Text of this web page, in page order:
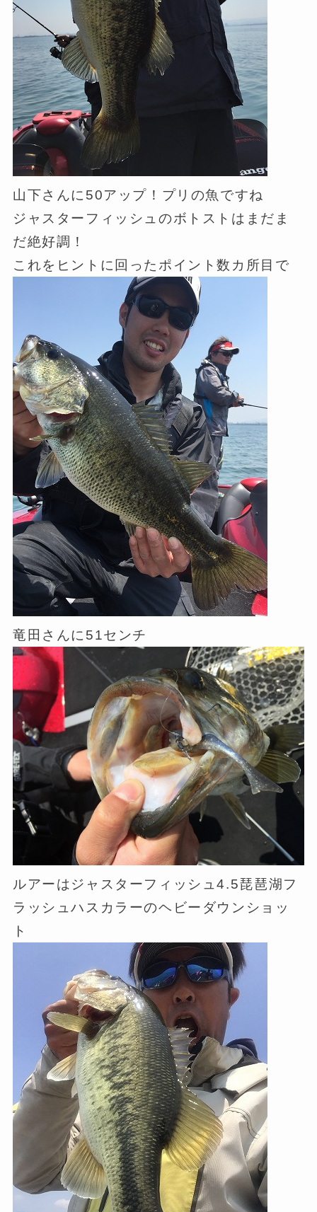
山下さんに50アップ！プリの魚ですね
ジャスターフィッシュのボトストはまだま
だ絶好調！
これをヒントに回ったポイント数カ所目で
竜田さんに51センチ
ルアーはジャスターフィッシュ4.5琵琶湖フ
ラッシュハスカラーのヘビーダウンショッ
ト